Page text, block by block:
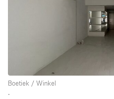
Boetiek / Winkel
∙